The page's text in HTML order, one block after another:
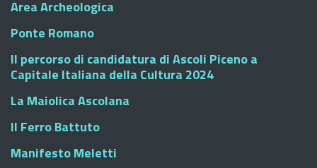
Area Archeologica
Ponte Romano
Il percorso di candidatura di Ascoli Piceno a
Capitale Italiana della Cultura 2024
La Maiolica Ascolana
Il Ferro Battuto
Manifesto Meletti